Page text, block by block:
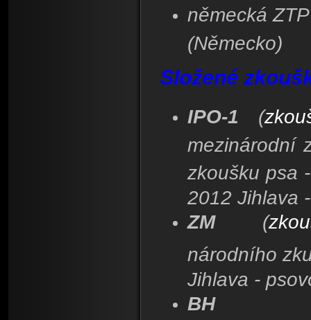
německá
(Německo)
Složené
IPO-1 (
mezinárodní
zkoušku psa
2012 Jihlava
ZM (
národního
Jihlava -
BH